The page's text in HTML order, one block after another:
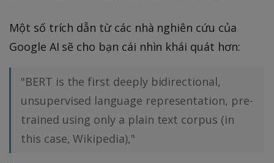
Một số trích dẫn từ các nhà nghiên cứu của
Google AI sẽ cho bạn cái nhìn khái quát hơn:
"BERT is the first deeply bidirectional,
unsupervised language representation, pre-
trained using only a plain text corpus (in
this case, Wikipedia),"